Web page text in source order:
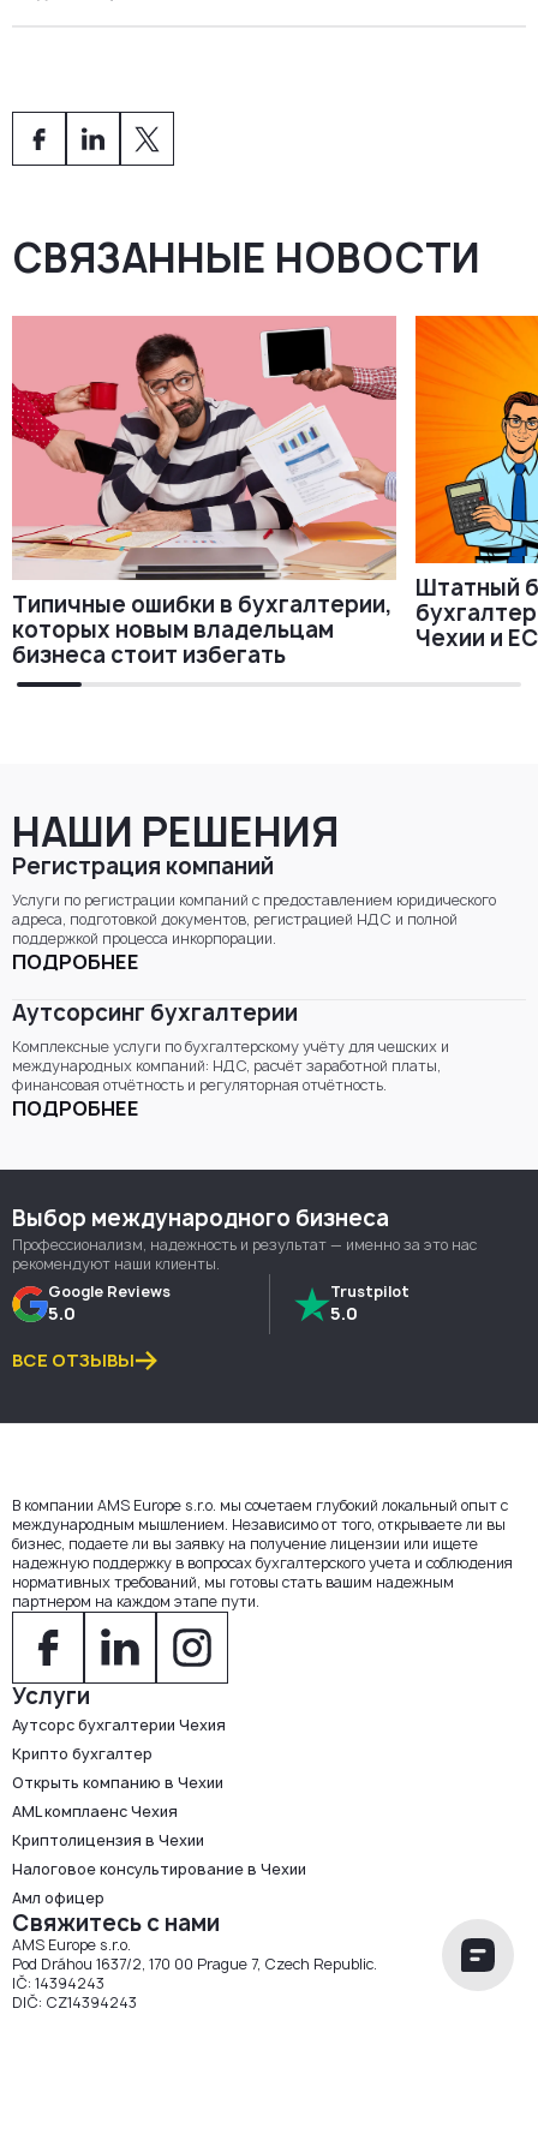
Они готовят финансовую отчётность, управляют
требования — особенно при аудитах или привлечении
инвестиций.
круглосуточный доступ к счетам, платежам и
финансовым дашбордам.
СВЯЗАННЫЕ НОВОСТИ
Типичные ошибки в бухгалтерии,
которых новым владельцам
бизнеса стоит избегать
Штатный
Чехии и ЕС
НАШИ РЕШЕНИЯ
Регистрация компаний
Услуги по регистрации компаний с предоставлением юридического
адреса, подготовкой документов, регистрацией НДС и полной
поддержкой процесса инкорпорации.
ПОДРОБНЕЕ
Аутсорсинг бухгалтерии
Комплексные услуги по бухгалтерскому учёту для чешских и
международных компаний: НДС, расчёт заработной платы,
финансовая отчётность и регуляторная отчётность.
ПОДРОБНЕЕ
Выбор международного бизнеса
Профессионализм, надежность и результат — именно за это нас
рекомендуют наши клиенты.
Google Reviews
5.0
Trustpilot
5.0
ВСЕ ОТЗЫВЫ
В компании AMS Europe s.r.o. мы сочетаем глубокий локальный опыт с
международным мышлением. Независимо от того, открываете ли вы
бизнес, подаете ли вы заявку на получение лицензии или ищете
надежную поддержку в вопросах бухгалтерского учета и соблюдения
нормативных требований, мы готовы стать вашим надежным
партнером на каждом этапе пути.
Услуги
Аутсорс бухгалтерии Чехия
Крипто бухгалтер
Открыть компанию в Чехии
AML комплаенс Чехия
Криптолицензия в Чехии
Налоговое консультирование в Чехии
Амл офицер
Свяжитесь с нами
AMS Europe s.r.o.
Pod Dráhou 1637/2, 170 00 Prague 7, Czech Republic.
IČ: 14394243
DIČ: CZ14394243